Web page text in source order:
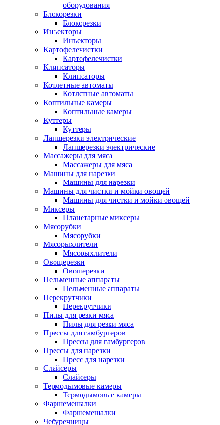
оборудования
Блокорезки
Блокорезки
Инъекторы
Инъекторы
Картофелечистки
Картофелечистки
Клипсаторы
Клипсаторы
Котлетные автоматы
Котлетные автоматы
Коптильные камеры
Коптильные камеры
Куттеры
Куттеры
Лапшерезки электрические
Лапшерезки электрические
Массажеры для мяса
Массажеры для мяса
Машины для нарезки
Машины для нарезки
Машины для чистки и мойки овощей
Машины для чистки и мойки овощей
Миксеры
Планетарные миксеры
Мясорубки
Мясорубки
Мясорыхлители
Мясорыхлители
Овощерезки
Овощерезки
Пельменные аппараты
Пельменные аппараты
Перекрутчики
Перекрутчики
Пилы для резки мяса
Пилы для резки мяса
Прессы для гамбургеров
Прессы для гамбургеров
Прессы для нарезки
Пресс для нарезки
Слайсеры
Слайсеры
Термодымовые камеры
Термодымовые камеры
Фаршемешалки
Фаршемешалки
Чебуречницы